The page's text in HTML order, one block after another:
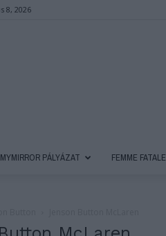
8, 2026
MYMIRROR PÁLYÁZAT FEMME FATALE